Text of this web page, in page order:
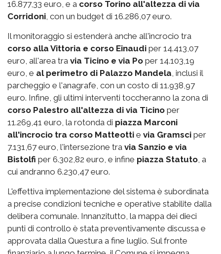
16.877,33 euro, e a corso Torino all'altezza di via
Corridoni, con un budget di 16.286,07 euro.
Il monitoraggio si estenderà anche all'incrocio tra
corso alla Vittoria e corso Einaudi per 14.413,07
euro, all'area tra via Ticino e via Po per 14.103,19
euro, e al perimetro di Palazzo Mandela, inclusi il
parcheggio e l'anagrafe, con un costo di 11.938,97
euro. Infine, gli ultimi interventi toccheranno la zona di
corso Palestro all'altezza di via Ticino per
11.269,41 euro, la rotonda di piazza Marconi
all'incrocio tra corso Matteotti e via Gramsci per
7.131,67 euro, l'intersezione tra via Sanzio e via
Bistolfi per 6.302,82 euro, e infine piazza Statuto, a
cui andranno 6.230,47 euro.
L'effettiva implementazione del sistema è subordinata
a precise condizioni tecniche e operative stabilite dalla
delibera comunale. Innanzitutto, la mappa dei dieci
punti di controllo è stata preventivamente discussa e
approvata dalla Questura a fine luglio. Sul fronte